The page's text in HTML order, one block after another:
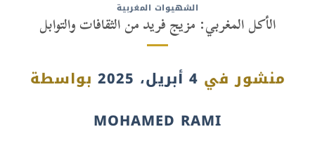
الشهيوات المغربية
الأكل المغربي: مزيج فريد من الثقافات والتوابل
منشور في 4 أبريل، 2025
بواسطة
MOHAMED RAMI